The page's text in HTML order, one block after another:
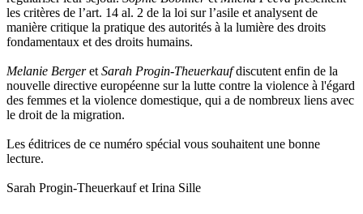
les critères de l’art. 14 al. 2 de la loi sur l’asile et analysent de
manière critique la pratique des autorités à la lumière des droits
fondamentaux et des droits humains.
Melanie Bergeret Sarah Progin-Theuerkaufdiscutent enfin de la
nouvelle directive européenne sur la lutte contre la violence à l'égard
des femmes et la violence domestique, qui a de nombreux liens avec
le droit de la migration.
Les éditrices de ce numéro spécial vous souhaitent une bonne
lecture.
Sarah Progin-Theuerkauf et Irina Sille